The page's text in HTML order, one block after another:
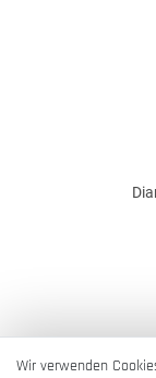
Wir verwenden